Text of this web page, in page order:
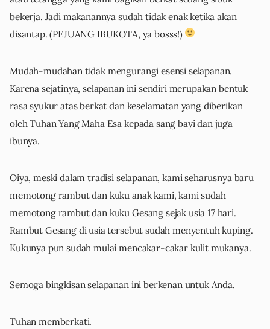
bekerja. Jadi makanannya sudah tidak enak ketika akan
disantap. (PEJUANG IBUKOTA, ya bosss!)
Mudah-mudahan tidak mengurangi esensi selapanan.
Karena sejatinya, selapanan ini sendiri merupakan bentuk
rasa syukur atas berkat dan keselamatan yang diberikan
oleh Tuhan Yang Maha Esa kepada sang bayi dan juga
ibunya.
Oiya, meski dalam tradisi selapanan, kami seharusnya baru
memotong rambut dan kuku anak kami, kami sudah
memotong rambut dan kuku Gesang sejak usia 17 hari.
Rambut Gesang di usia tersebut sudah menyentuh kuping.
Kukunya pun sudah mulai mencakar-cakar kulit mukanya.
Semoga bingkisan selapanan ini berkenan untuk Anda.
Tuhan memberkati.